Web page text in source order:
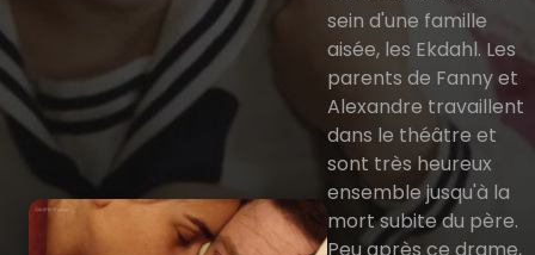
sein d'une famille
aisée, les Ekdahl. Les
parents de Fanny et
Alexandre travaillent
dans le théâtre et
sont très heureux
ensemble jusqu'à la
mort subite du père.